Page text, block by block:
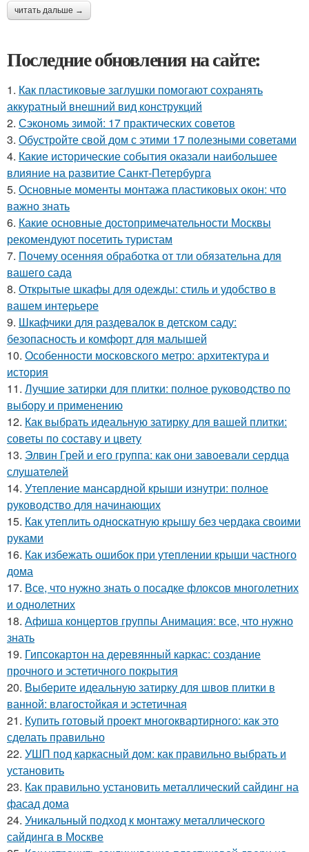
читать дальше →
Последние обновления на сайте:
1. Как пластиковые заглушки помогают сохранять
аккуратный внешний вид конструкций
2. Сэкономь зимой: 17 практических советов
3. Обустройте свой дом с этими 17 полезными советами
4. Какие исторические события оказали наибольшее
влияние на развитие Санкт-Петербурга
5. Основные моменты монтажа пластиковых окон: что
важно знать
6. Какие основные достопримечательности Москвы
рекомендуют посетить туристам
7. Почему осенняя обработка от тли обязательна для
вашего сада
8. Открытые шкафы для одежды: стиль и удобство в
вашем интерьере
9. Шкафчики для раздевалок в детском саду:
безопасность и комфорт для малышей
10. Особенности московского метро: архитектура и
история
11. Лучшие затирки для плитки: полное руководство по
выбору и применению
12. Как выбрать идеальную затирку для вашей плитки:
советы по составу и цвету
13. Элвин Грей и его группа: как они завоевали сердца
слушателей
14. Утепление мансардной крыши изнутри: полное
руководство для начинающих
15. Как утеплить односкатную крышу без чердака своими
руками
16. Как избежать ошибок при утеплении крыши частного
дома
17. Все, что нужно знать о посадке флоксов многолетних
и однолетних
18. Афиша концертов группы Анимация: все, что нужно
знать
19. Гипсокартон на деревянный каркас: создание
прочного и эстетичного покрытия
20. Выберите идеальную затирку для швов плитки в
ванной: влагостойкая и эстетичная
21. Купить готовый проект многоквартирного: как это
сделать правильно
22. УШП под каркасный дом: как правильно выбрать и
установить
23. Как правильно установить металлический сайдинг на
фасад дома
24. Уникальный подход к монтажу металлического
сайдинга в Москве